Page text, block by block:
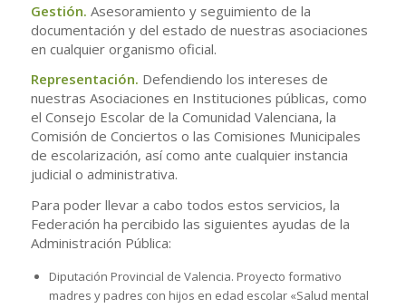
Gestión. Asesoramiento y seguimiento de la
documentación y del estado de nuestras asociaciones
en cualquier organismo oficial.
Representación. Defendiendo los intereses de
nuestras Asociaciones en Instituciones públicas, como
el Consejo Escolar de la Comunidad Valenciana, la
Comisión de Conciertos o las Comisiones Municipales
de escolarización, así como ante cualquier instancia
judicial o administrativa.
Para poder llevar a cabo todos estos servicios, la
Federación ha percibido las siguientes ayudas de la
Administración Pública:
Diputación Provincial de Valencia. Proyecto formativo
madres y padres con hijos en edad escolar «Salud mental